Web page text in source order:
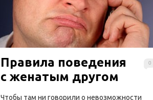
0
Правила поведения
с женатым другом
Чтобы там ни говорили о невозможности